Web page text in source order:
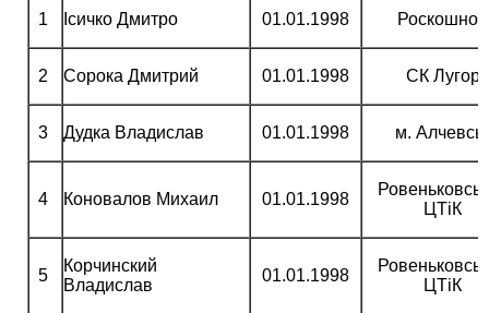
1 Ісичко Дмитро 01.01.1998 Роскошное
2 Сорока Дмитрий 01.01.1998 СК Лугор
3 Дудка Владислав 01.01.1998 м.
4 Коновалов Михаил 01.01.1998
ЦТіК
5
Корчинский
Владислав
01.01.1998
ЦТіК